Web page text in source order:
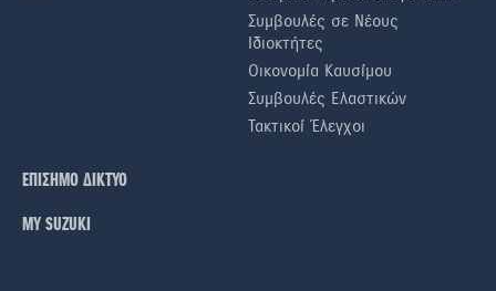
Συμβουλές σε Nέους
Iδιοκτήτες
Οικονομία Καυσίμου
Συμβουλές Ελαστικών
Τακτικοί Έλεγχοι
ΕΠΙΣΗΜΟ ΔΙΚΤΥΟ
ΜΥ SUZUKI